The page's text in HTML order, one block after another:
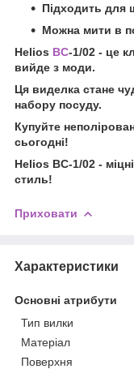
Підходить для
Можна мити в
Helios BC-1/02 - це
вийде з моди.
Ця виделка стане
набору посуду.
Купуйте
сьогодні!
Helios BC-1/02 -
стиль!
Приховати
Характеристики
Основні атрибути
Тип вилки
Матеріал
Поверхня